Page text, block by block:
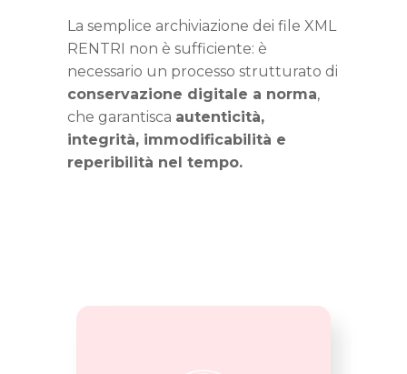
La semplice archiviazione dei file XML
RENTRI non è sufficiente: è
necessario un processo strutturato di
conservazione digitale a norma,
che garantisca autenticità,
integrità, immodificabilità e
reperibilità nel tempo.